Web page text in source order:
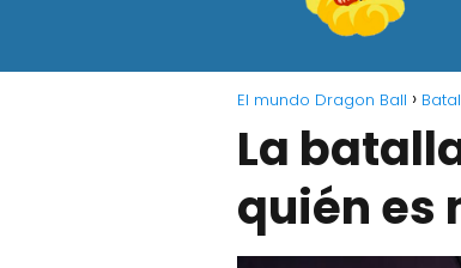
El mundo Dragon Ball
La
quién es